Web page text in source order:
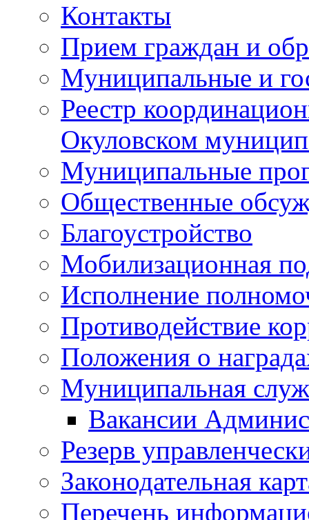
Контакты
Прием граждан и
Муниципальные и
Реестр
Окуловском
Муниципальные
Общественные
Благоустройство
Мобилизационная
Исполнение
Противодействие
Положения о
Муниципальная
Вакансии
Резерв
Законодательная
Перечень